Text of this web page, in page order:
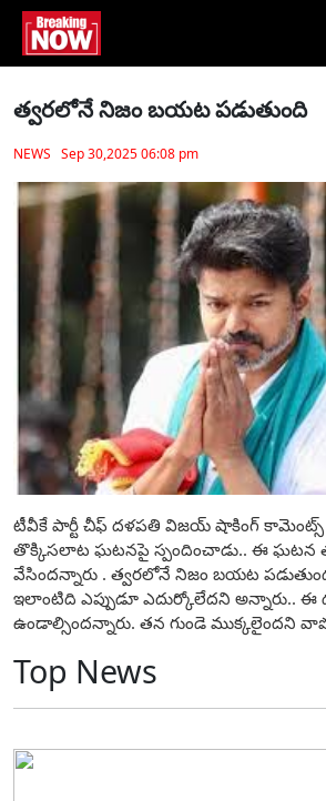
త్వరలోనే నిజం బయట పడుతుంది
NEWS Sep 30,2025 06:08 pm
టీవీకే పార్టీ చీఫ్ ద‌ళ‌ప‌తి విజ‌య్ షాకింగ్ కామెంట్స్
తొక్కిసలాట ఘటనపై స్పందించాడు.. ఈ ఘటన
వేసిందన్నారు . త్వరలోనే నిజం బయట
ఇలాంటిది ఎప్పుడూ ఎదుర్కోలేదని అన్నారు.. ఈ
ఉండాల్సిందన్నారు. త‌న గుండె ముక్కలైంద‌ని
Top News